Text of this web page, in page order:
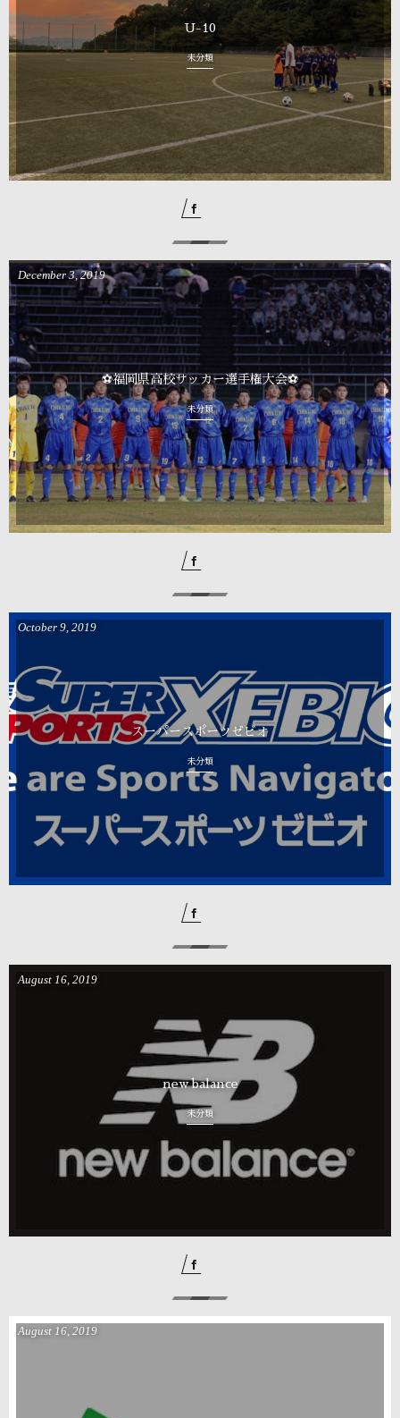
U-10
未分類
⚽福岡県高校サッカー選手権大会⚽
December 3,2019
未分類
スーパースポーツゼビオ
October 9 2019
未分類
new balance
August 16 2019
未分類
August 16, 2019